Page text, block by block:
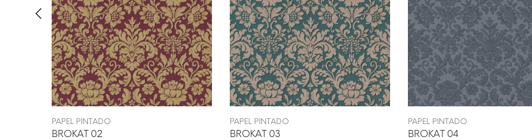
PAPEL PINTADO
BROKAT 02
PAPEL PINTADO
BROKAT 03
PAPEL PINTADO
BROKAT 04